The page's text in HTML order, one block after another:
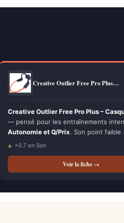
Creative Outlier Free Pro Plus…
Creative Outlier Free Pro Plus –
— pensé pour les entraînements
Autonomie et Q/Prix. Son point faible
+0.7 en Son
Voir la fiche →